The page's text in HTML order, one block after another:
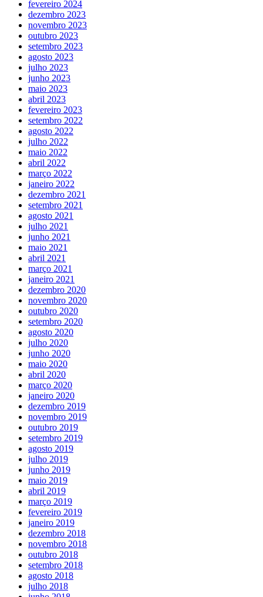
fevereiro 2024
dezembro 2023
novembro 2023
outubro 2023
setembro 2023
agosto 2023
julho 2023
junho 2023
maio 2023
abril 2023
fevereiro 2023
setembro 2022
agosto 2022
julho 2022
maio 2022
abril 2022
março 2022
janeiro 2022
dezembro 2021
setembro 2021
agosto 2021
julho 2021
junho 2021
maio 2021
abril 2021
março 2021
janeiro 2021
dezembro 2020
novembro 2020
outubro 2020
setembro 2020
agosto 2020
julho 2020
junho 2020
maio 2020
abril 2020
março 2020
janeiro 2020
dezembro 2019
novembro 2019
outubro 2019
setembro 2019
agosto 2019
julho 2019
junho 2019
maio 2019
abril 2019
março 2019
fevereiro 2019
janeiro 2019
dezembro 2018
novembro 2018
outubro 2018
setembro 2018
agosto 2018
julho 2018